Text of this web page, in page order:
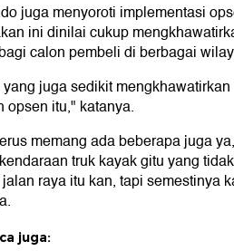
juga menyoroti implementasi
ini dinilai cukup
calon pembeli di berbagai
yang juga sedikit
opsen itu," katanya.
memang ada beberapa juga
truk kayak gitu yang
raya itu kan, tapi semestinya
juga: